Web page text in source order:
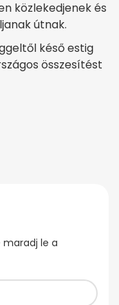
közlekedjenek és
útnak.
késő estig
összesítést
maradj le a